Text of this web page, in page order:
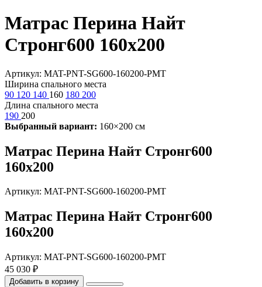
Матрас Перина Найт
Стронг600 160х200
Артикул: MAT-PNT-SG600-160200-PMT
Ширина спального места
90 120 140 160 180 200
Длина спального места
190 200
Выбранный вариант: 160×200 см
Матрас Перина Найт Стронг600
160х200
Артикул: MAT-PNT-SG600-160200-PMT
Матрас Перина Найт Стронг600
160х200
Артикул: MAT-PNT-SG600-160200-PMT
45 030 ₽
Добавить в корзину